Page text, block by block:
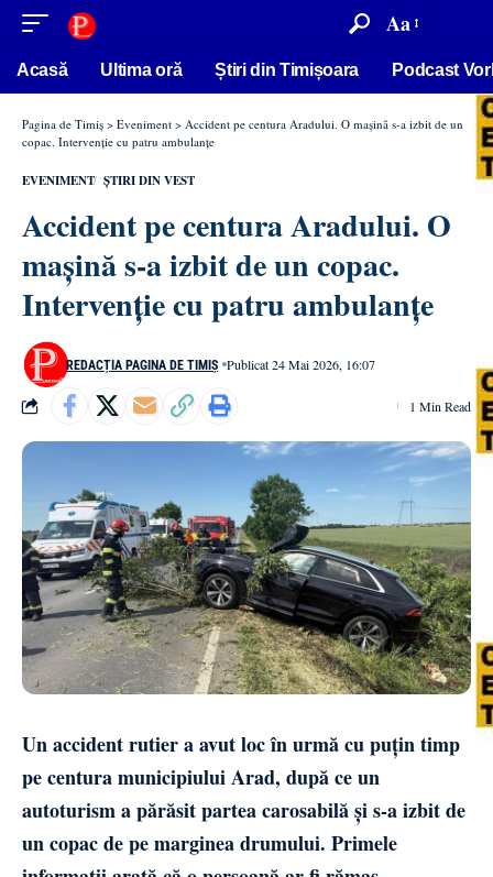
conținut Aa
Acasă Ultima oră Știri din Timișoara Podcast
Pagina de Timiș > Eveniment > Accident pe centura Aradului. O mașină s-a izbit de un
copac. Intervenție cu patru ambulanțe
EVENIMENT ȘTIRI DIN VEST
Accident pe centura Aradului. O
mașină s-a izbit de un copac.
Intervenție cu patru ambulanțe
REDACȚIA PAGINA DE TIMIȘ Publicat 24 Mai 2026, 16:07
1 Min Read
Un accident rutier a avut loc în urmă cu puțin timp
pe centura municipiului Arad, după ce un
autoturism a părăsit partea carosabilă și s-a izbit de
un copac de pe marginea drumului. Primele